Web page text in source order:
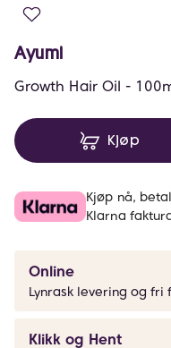
Ayumi
Growth Hair Oil -
Kjøp
Kjøp nå,
Klarna
Online
Lynrask levering og fri
Klikk og Hent